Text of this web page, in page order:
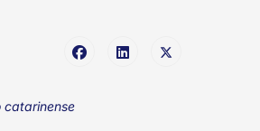
catarinense